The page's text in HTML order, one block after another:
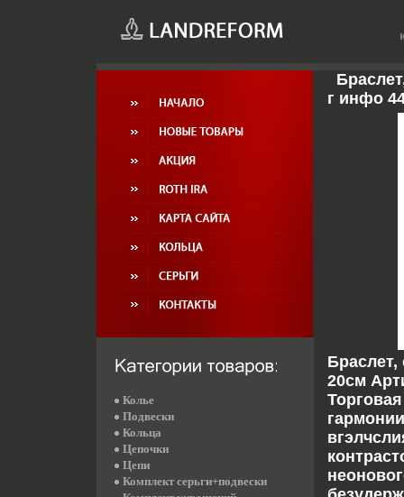
г инфо
20см
Колье
Подвески
Кольца
Цепочки
Цепи
Комплект серьги+подвески